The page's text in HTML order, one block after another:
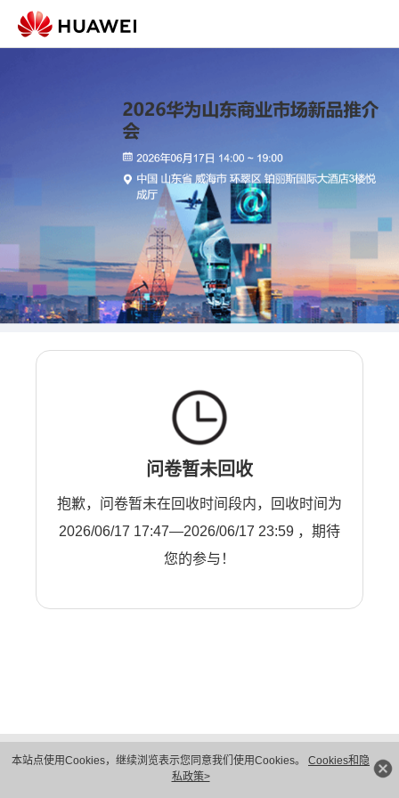
本站点使用Cookies，继续浏览表示您同意我们使用Cookies。 Cookies和隐
私政策>
问卷暂未回收
抱歉，问卷暂未在回收时间段内，回收时间为
2026/06/17 17:47—2026/06/17 23:59 ，期待
您的参与！
隐私保护
法律声明